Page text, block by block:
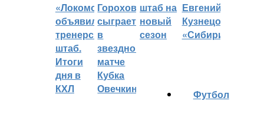
«Локомотив»
объявил
тренерский
штаб.
Итоги
дня в
КХЛ
Горохов
сыграет
в
звездном
матче
Кубка
Овечкина
штаб на
новый
сезон
Евгений
Кузнецов
«Сибири»?
Футбол